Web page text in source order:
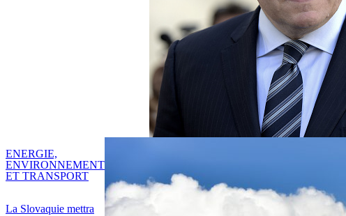
La Slovaquie mettra
ENERGIE,
ENVIRONNEMENT
ET TRANSPORT